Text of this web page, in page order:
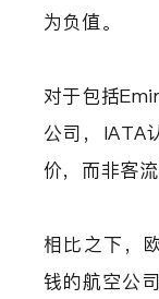
为负值。
对于包括
公司，IATA
价，而非客
相比之下，
钱的航空公